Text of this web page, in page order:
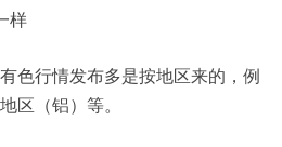
样
色行情发布多是按地区来的，例
区（铝）等。